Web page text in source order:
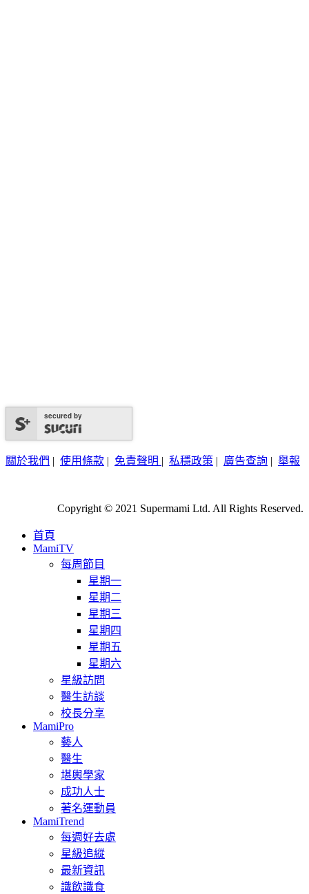
secured by
關於我們 | 使用條款 | 免責聲明 | 私穩政策 | 廣告查詢 | 舉報
Copyright © 2021 Supermami Ltd. All Rights Reserved.
首頁
MamiTV
每周節目
星期一
星期二
星期三
星期四
星期五
星期六
星級訪問
醫生訪談
校長分享
MamiPro
藝人
醫生
堪輿學家
成功人士
著名運動員
MamiTrend
每週好去處
星級追縱
最新資訊
識飲識食